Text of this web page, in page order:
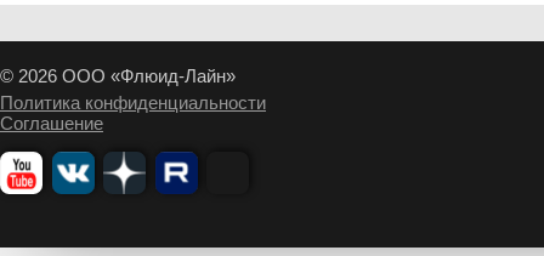
© 2026 ООО «Флюид-Лайн»
Политика конфиденциальности
Соглашение